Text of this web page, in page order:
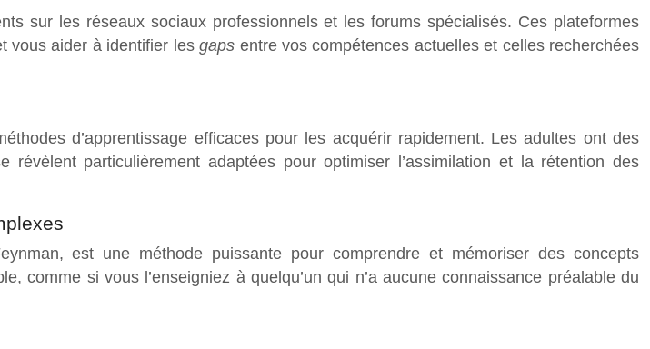
sur les réseaux sociaux professionnels et les forums spécialisés. Ces plateformes
vous aider à identifier lesgaps entre vos compétences actuelles et celles recherchées
d’apprentissage efficaces pour les acquérir rapidement. Les adultes ont des
révèlent particulièrement adaptées pour optimiser l’assimilation et la rétention des
est une méthode puissante pour comprendre et mémoriser des concepts
comme si vous l’enseigniez à quelqu’un qui n’a aucune connaissance préalable du